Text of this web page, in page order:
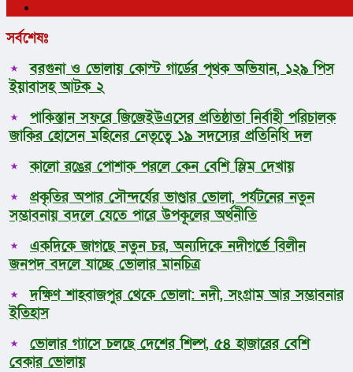
সর্বশেষঃ
বরগুনা ও ভোলায় কোস্ট গার্ডের পৃথক অভিযান, ১২৯ পিস
ইয়াবাসহ আটক ২
পাকিস্তান সফরে জিজেইউএসের প্রতিষ্ঠাতা নির্বাহী পরিচালক
জাকির হোসেন মহিনের নেতৃত্বে ১৯ সদস্যের প্রতিনিধি দল
কালো রঙের পোশাক পরলে কেন বেশি স্লিম দেখায়
প্রকৃতির অপার সৌন্দর্যের ভাণ্ডার ভোলা, পর্যটনের নতুন
সম্ভাবনায় বদলে যেতে পারে উপকূলের অর্থনীতি
একদিকে জাগছে নতুন চর, অন্যদিকে নদীগর্ভে বিলীন
জনপদ বদলে যাচ্ছে ভোলার মানচিত্র
দক্ষিণ শাহবাজপুর থেকে ভোলা: নদী, সংগ্রাম আর সম্ভাবনার
ইতিহাস
ভোলার গ্যাসে চলছে দেশের শিল্প, ৫৪ হাজারের বেশি
বেকার ভোলায়